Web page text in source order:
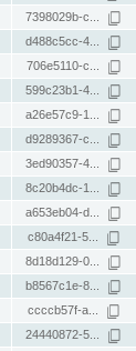
7398029b-c...
d488c5cc-4...
706e5110-c...
599c23b1-4...
a26e57c9-1...
d9289367-c...
3ed90357-4...
8c20b4dc-1...
a653eb04-d...
c80a4f21-5...
8d18d129-0...
b8567c1e-8...
ccccb57f-a...
24440872-5...